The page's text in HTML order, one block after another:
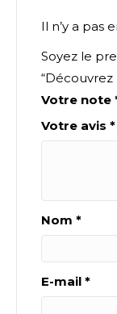
Il n’y a pas
Soyez le
Votre note
Votre avis *
Nom *
E-mail *